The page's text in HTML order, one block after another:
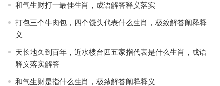
和气生财打一最佳生肖，成语解答释义落实
打包三个牛肉包，四个馒头代表什么生肖，极致解答阐释释
义
天长地久到百年，近水楼台四五家指代表是什么生肖，成语
释义落实解答
和气生财是指什么生肖，极致解答阐释释义